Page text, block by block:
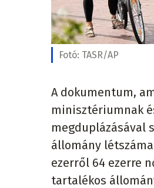
Fotó: TASR/AP
A dokumentum,
minisztériumnak
megduplázásával
állomány
ezerről 64 ezerre
tartalékos